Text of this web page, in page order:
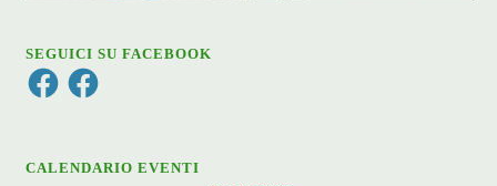
SEGUICI SU FACEBOOK
FacebookFacebook
CALENDARIO EVENTI